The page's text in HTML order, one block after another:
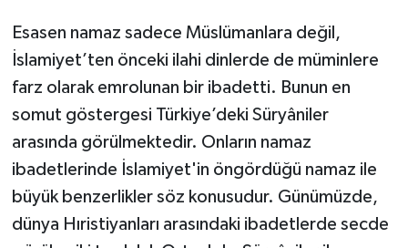
Esasen namaz sadece Müslümanlara değil,
İslamiyet’ten önceki ilahi dinlerde de müminlere
farz olarak emrolunan bir ibadetti. Bunun en
somut göstergesi Türkiye’deki Süryâniler
arasında görülmektedir. Onların namaz
ibadetlerinde İslamiyet'in öngördüğü namaz ile
büyük benzerlikler söz konusudur. Günümüzde,
dünya Hıristiyanları arasındaki ibadetlerde secde